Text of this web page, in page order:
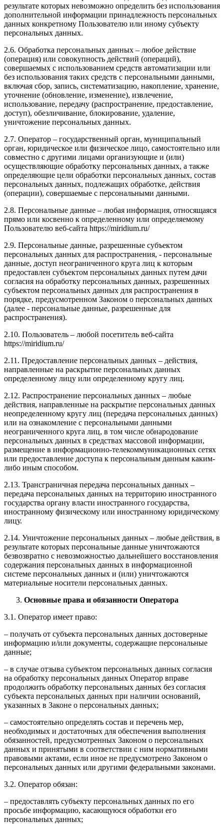
результате которых невозможно определить без использования
дополнительной информации принадлежность персональных
данных конкретному Пользователю или иному субъекту
персональных данных.
2.6. Обработка персональных данных – любое действие
(операция) или совокупность действий (операций),
совершаемых с использованием средств автоматизации или
без использования таких средств с персональными данными,
включая сбор, запись, систематизацию, накопление, хранение,
уточнение (обновление, изменение), извлечение,
использование, передачу (распространение, предоставление,
доступ), обезличивание, блокирование, удаление,
уничтожение персональных данных.
2.7. Оператор – государственный орган, муниципальный
орган, юридическое или физическое лицо, самостоятельно или
совместно с другими лицами организующие и (или)
осуществляющие обработку персональных данных, а также
определяющие цели обработки персональных данных, состав
персональных данных, подлежащих обработке, действия
(операции), совершаемые с персональными данными.
2.8. Персональные данные – любая информация, относящаяся
прямо или косвенно к определенному или определяемому
Пользователю веб-сайта https://miridium.ru/
2.9. Персональные данные, разрешенные субъектом
персональных данных для распространения, - персональные
данные, доступ неограниченного круга лиц к которым
предоставлен субъектом персональных данных путем дачи
согласия на обработку персональных данных, разрешенных
субъектом персональных данных для распространения в
порядке, предусмотренном Законом о персональных данных
(далее - персональные данные, разрешенные для
распространения).
2.10. Пользователь – любой посетитель веб-сайта
https://miridium.ru/
2.11. Предоставление персональных данных – действия,
направленные на раскрытие персональных данных
определенному лицу или определенному кругу лиц.
2.12. Распространение персональных данных – любые
действия, направленные на раскрытие персональных данных
неопределенному кругу лиц (передача персональных данных)
или на ознакомление с персональными данными
неограниченного круга лиц, в том числе обнародование
персональных данных в средствах массовой информации,
размещение в информационно-телекоммуникационных сетях
или предоставление доступа к персональным данным каким-
либо иным способом.
2.13. Трансграничная передача персональных данных –
передача персональных данных на территорию иностранного
государства органу власти иностранного государства,
иностранному физическому или иностранному юридическому
лицу.
2.14. Уничтожение персональных данных – любые действия, в
результате которых персональные данные уничтожаются
безвозвратно с невозможностью дальнейшего восстановления
содержания персональных данных в информационной
системе персональных данных и (или) уничтожаются
материальные носители персональных данных.
Основные права и обязанности Оператора
3.1. Оператор имеет право:
– получать от субъекта персональных данных достоверные
информацию и/или документы, содержащие персональные
данные;
– в случае отзыва субъектом персональных данных согласия
на обработку персональных данных Оператор вправе
продолжить обработку персональных данных без согласия
субъекта персональных данных при наличии оснований,
указанных в Законе о персональных данных;
– самостоятельно определять состав и перечень мер,
необходимых и достаточных для обеспечения выполнения
обязанностей, предусмотренных Законом о персональных
данных и принятыми в соответствии с ним нормативными
правовыми актами, если иное не предусмотрено Законом о
персональных данных или другими федеральными законами.
3.2. Оператор обязан:
– предоставлять субъекту персональных данных по его
просьбе информацию, касающуюся обработки его
персональных данных;